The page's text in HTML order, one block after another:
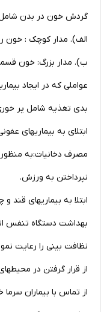
گردش خون در بدن
الف). مدار کوچک : خون
ب). مدار بزرگ: خون
عواملی که در ایجاد
بدی تغذیه شامل پر
ابتلای به بیماریهای
مصرف دخانیات:به
نپرداختن به ورزش.
ابتلا به بیماریهای قند
بهداشت دستگاه تنفس
نظافت بینی را رعایت
از قرار گرفتن در
از تماس با بیماران سرما